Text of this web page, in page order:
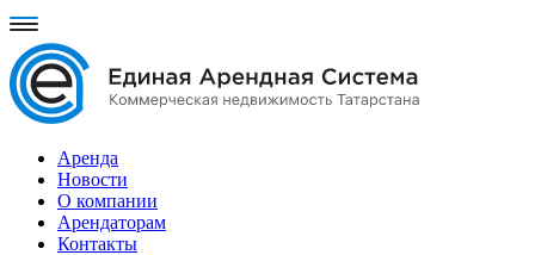
Аренда
Новости
О компании
Арендаторам
Контакты